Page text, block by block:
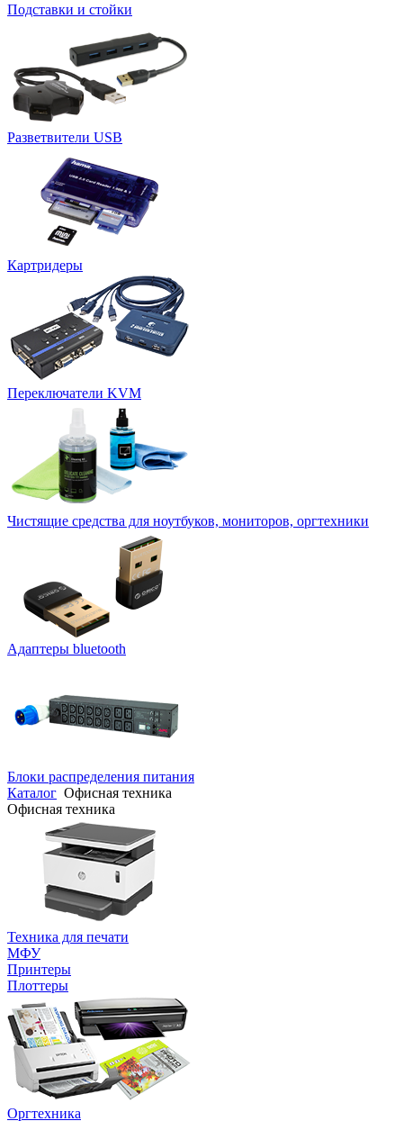
Подставки и стойки
Разветвители USB
Картридеры
Переключатели KVM
Чистящие средства для ноутбуков, мониторов, оргтехники
Адаптеры bluetooth
Блоки распределения питания
Каталог Офисная техника
Офисная техника
Техника для печати
МФУ
Принтеры
Плоттеры
Оргтехника